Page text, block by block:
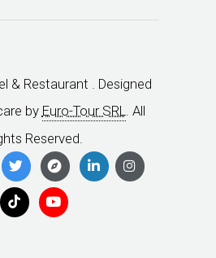
& Restaurant . Designed
by Euro-Tour SRL. All
Reserved.